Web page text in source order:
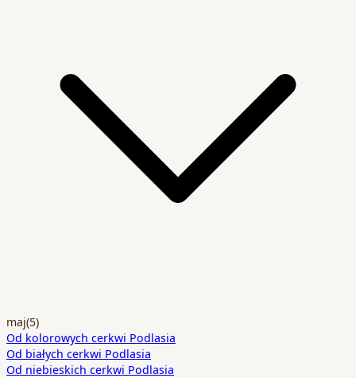
maj(5)
Od kolorowych cerkwi Podlasia
Od białych cerkwi Podlasia
Od niebieskich cerkwi Podlasia